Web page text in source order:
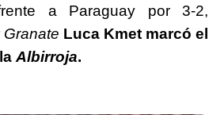
a Paraguay por 3-2,
Granate Luca Kmet marcó el
Albirroja.